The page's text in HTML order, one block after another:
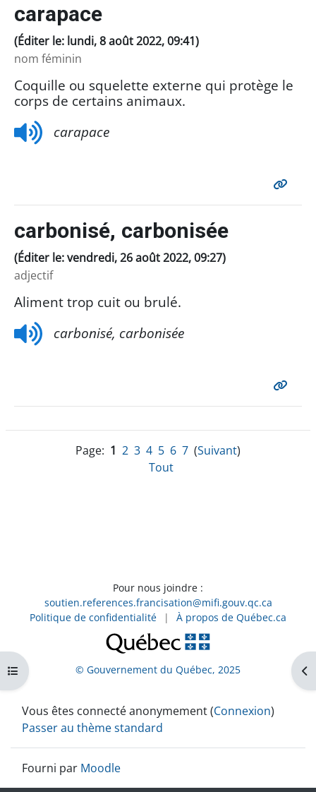
Ouvrir l’index du cours
carapace
(Éditer le: lundi, 8 août 2022, 09:41)
nom féminin
Coquille ou squelette externe qui protège le
corps de certains animaux.
carapace
carbonisé, carbonisée
(Éditer le: vendredi, 26 août 2022, 09:27)
adjectif
Aliment trop cuit ou brulé.
carbonisé, carbonisée
Page: 1 2 3 4 5 6 7 (Suivant)
Tout
Pour nous joindre :
soutien.references.francisation@mifi.gouv.qc.ca
Politique de confidentialité
| À propos de Québec.ca
© Gouvernement du Québec, 2025
Vous êtes connecté anonymement (Connexion)
Passer au thème standard
Fourni par Moodle